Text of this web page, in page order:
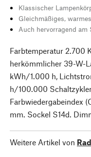
Klassischer
Gleichmäßiges,
Auch hervorragend am
Farbtemperatur 2.700
herkömmlicher 39-W-
kWh/1.000 h,
h/100.000
Farbwiedergabeindex
mm. Sockel S14d.
Weitere Artikel von